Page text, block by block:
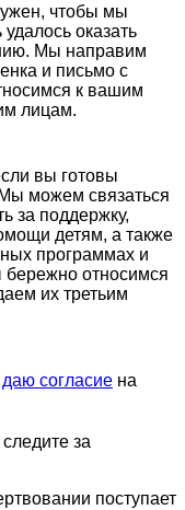
чтобы мы
оказать
Мы направим
и письмо с
к вашим
лицам.
вы готовы
можем связаться
за поддержку,
детям, а также
программах и
бережно относимся
их третьим
даю согласие на
за
поступает